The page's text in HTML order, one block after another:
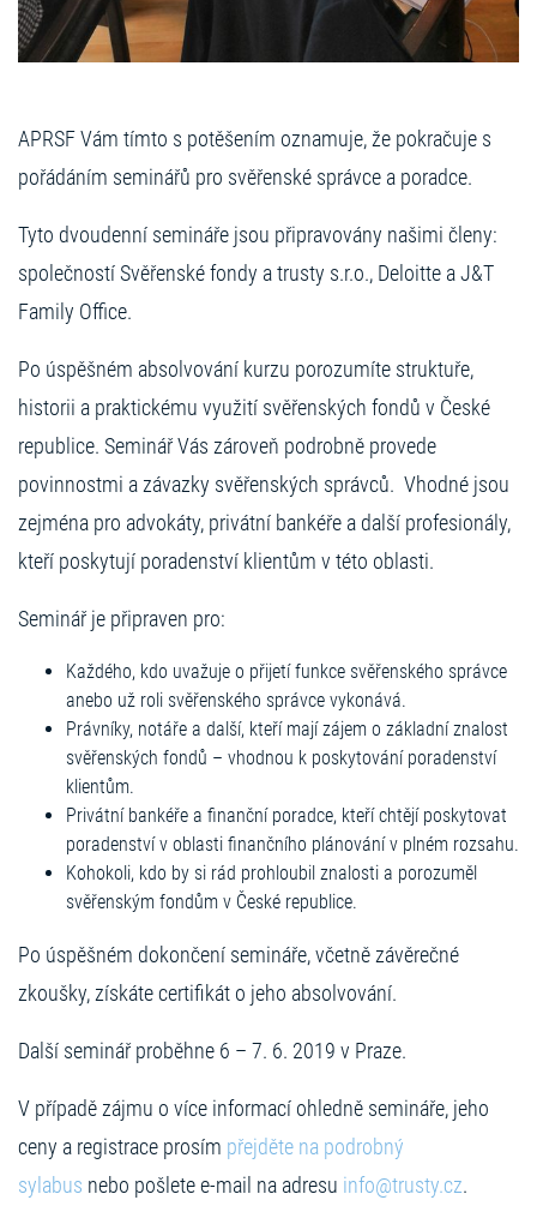
APRSF Vám tímto s potěšením oznamuje, že pokračuje s
pořádáním seminářů pro svěřenské správce a poradce.
Tyto dvoudenní semináře jsou připravovány našimi členy:
společností Svěřenské fondy a trusty s.r.o., Deloitte a J&T
Family Office.
Po úspěšném absolvování kurzu porozumíte struktuře,
historii a praktickému využití svěřenských fondů v České
republice. Seminář Vás zároveň podrobně provede
povinnostmi a závazky svěřenských správců. Vhodné jsou
zejména pro advokáty, privátní bankéře a další profesionály,
kteří poskytují poradenství klientům v této oblasti.
Seminář je připraven pro:
Každého, kdo uvažuje o přijetí funkce svěřenského správce
anebo už roli svěřenského správce vykonává.
Právníky, notáře a další, kteří mají zájem o základní znalost
svěřenských fondů – vhodnou k poskytování poradenství
klientům.
Privátní bankéře a finanční poradce, kteří chtějí poskytovat
poradenství v oblasti finančního plánování v plném rozsahu.
Kohokoli, kdo by si rád prohloubil znalosti a porozuměl
svěřenským fondům v České republice.
Po úspěšném dokončení semináře, včetně závěrečné
zkoušky, získáte certifikát o jeho absolvování.
Další seminář proběhne 6 – 7. 6. 2019 v Praze.
V případě zájmu o více informací ohledně semináře, jeho
ceny a registrace prosím přejděte na podrobný
sylabus nebo pošlete e-mail na adresu info@trusty.cz.